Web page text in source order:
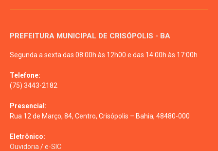
PREFEITURA MUNICIPAL DE CRISÓPOLIS - BA
Segunda a sexta das 08:00h às 12h00 e das 14:00h às 17:00h
Telefone:
(75) 3443-2182
Presencial:
Rua 12 de Março, 84, Centro, Crisópolis – Bahia, 48480-000
Eletrônico:
Ouvidoria /e-SIC